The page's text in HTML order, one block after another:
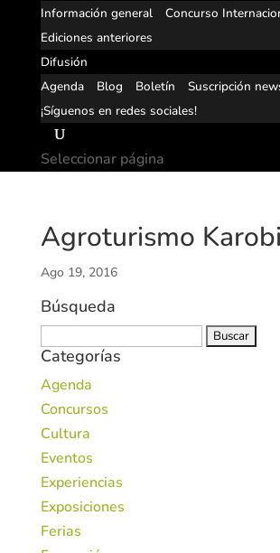
Información general
Concurso
Ediciones anteriores
Difusión
Agenda
Blog Boletín
Suscripción
¡Síguenos en redes sociales!
Seleccionar página
Agroturismo Karobi
Ago 19, 2016
Búsqueda
Categorías
Agenda
Concursos
Cultura
Eventos
Experiencias
Exposiciones
Ferias